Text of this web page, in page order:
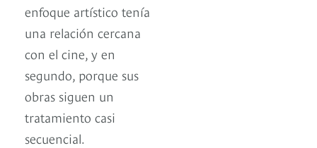
enfoque artístico tenía
una relación cercana
con el cine, y en
segundo, porque sus
obras siguen un
tratamiento casi
secuencial.